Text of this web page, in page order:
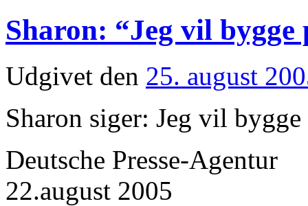
Sharon: “Jeg vil bygge
Udgivet den 25. august
Sharon siger: Jeg vil bygge
Deutsche Presse-Agentur
22.august 2005